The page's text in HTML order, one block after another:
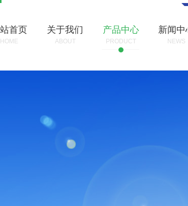
首页
HOME
关于我们
ABOUT
产品中心
PRODUCT
新闻中
NEWS